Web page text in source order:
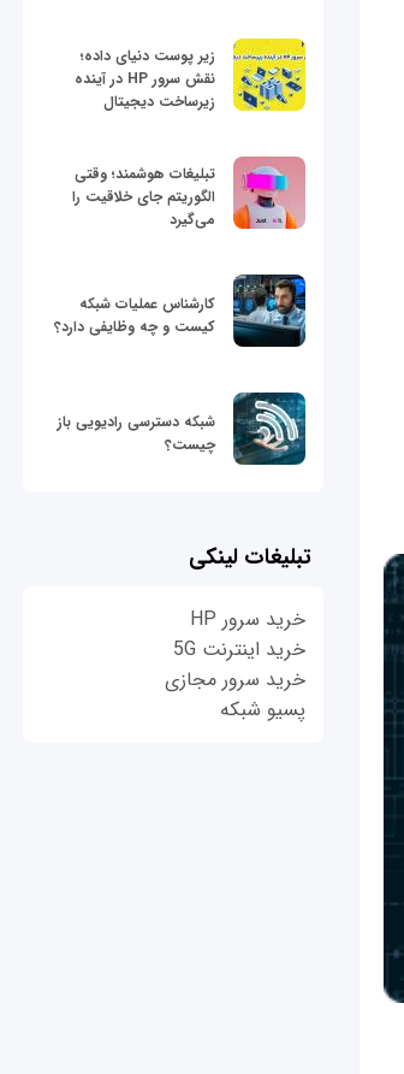
زیر پوست دنیای داده؛
نقش سرور HP در آینده
زیرساخت دیجیتال
تبلیغات هوشمند؛ وقتی
الگوریتم جای خلاقیت را
می‌گیرد
کارشناس عملیات شبکه
کیست و چه وظایفی دارد؟
شبکه دسترسی رادیویی باز
چیست؟
تبلیغات لینکی
خرید سرور HP
خرید اینترنت 5G
خرید سرور مجازی
پسیو شبکه